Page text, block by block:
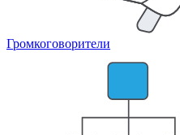
Громкоговорители